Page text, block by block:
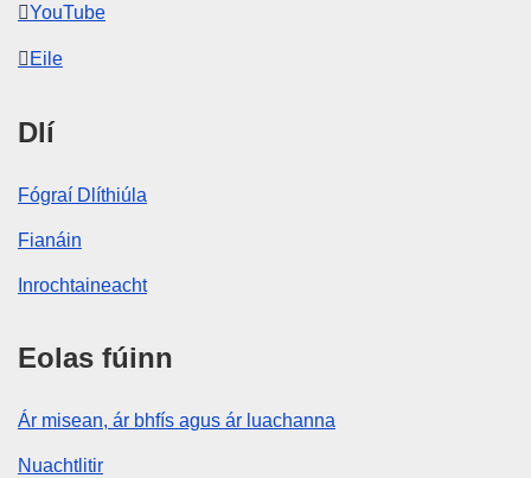
YouTube
Eile
Dlí
Fógraí Dlíthiúla
Fianáin
Inrochtaineacht
Eolas fúinn
Ár misean, ár bhfís agus ár luachanna
Nuachtlitir